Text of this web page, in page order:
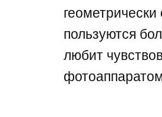
пользуются
любит